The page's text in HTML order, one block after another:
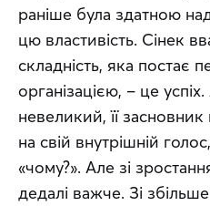
раніше була здатною
цю властивість. Сінек
складність, яка постає
організацією, – це
невеликий, її
на свій внутрішній
«чому?». Але зі
дедалі важче. Зі